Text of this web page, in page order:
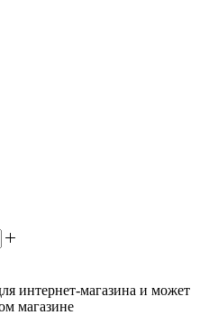
интернет-магазина и может
магазине